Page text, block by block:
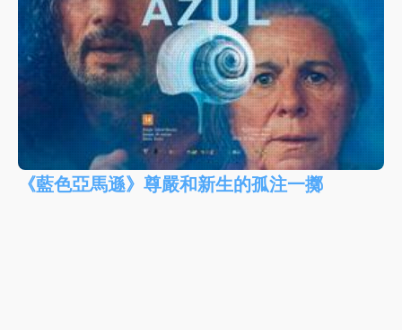
《藍色亞馬遜》尊嚴和新生的孤注一擲